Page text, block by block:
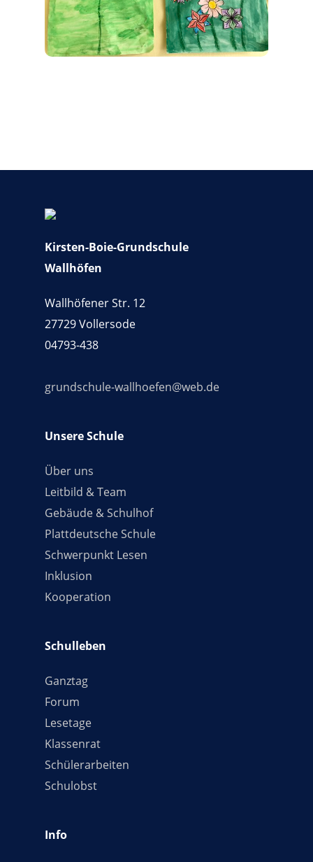
Kirsten-Boie-Grundschule
Wallhöfen
Wallhöfener Str. 12
27729 Vollersode
04793-438
grundschule-wallhoefen@web.de
Unsere Schule
Über uns
Leitbild & Team
Gebäude & Schulhof
Plattdeutsche Schule
Schwerpunkt Lesen
Inklusion
Kooperation
Schulleben
Ganztag
Forum
Lesetage
Klassenrat
Schülerarbeiten
Schulobst
Info